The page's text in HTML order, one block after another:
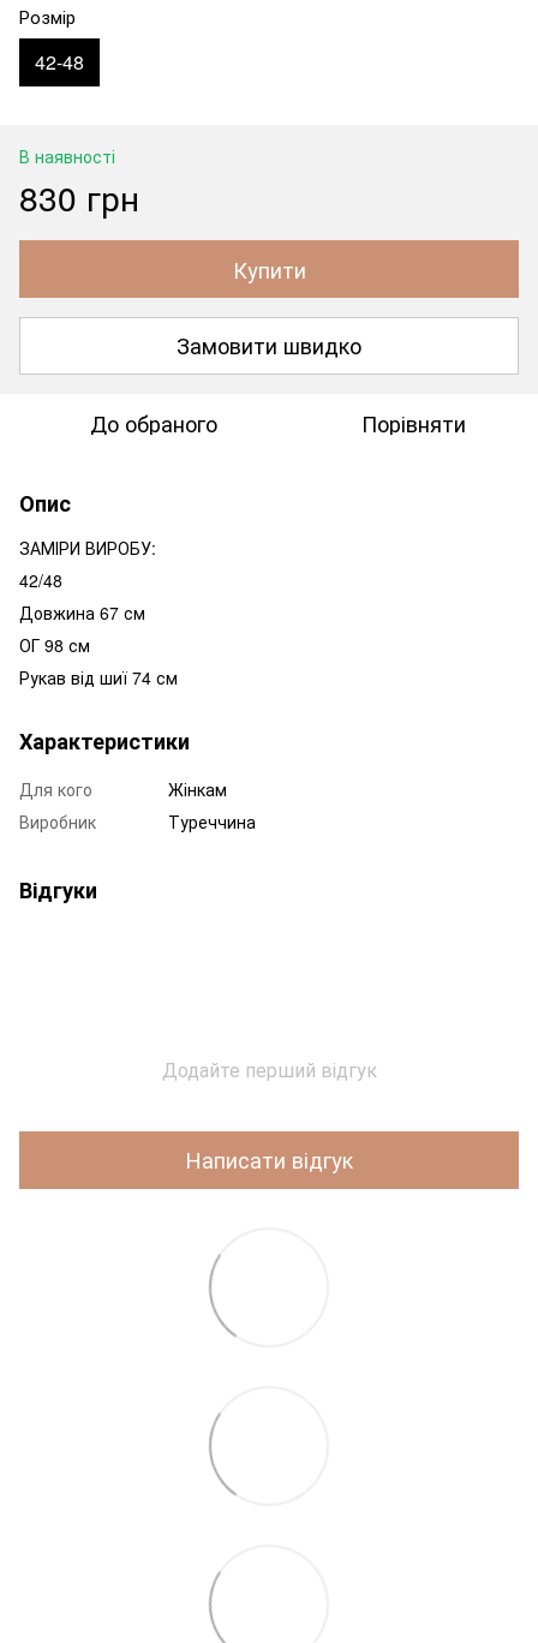
Розмір
42-48
В наявності
830 грн
Купити
Замовити швидко
До обраного Порівняти
Опис
ЗАМІРИ ВИРОБУ:
42/48
Довжина 67 см
ОГ 98 см
Рукав від шиї 74 см
Характеристики
Для кого
Жінкам
Виробник
Туреччина
Відгуки
Додайте перший відгук
Написати відгук